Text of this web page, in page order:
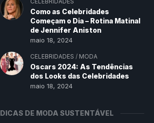
Como as Celebridades
Começam o Dia – Rotina Matinal
de Jennifer Aniston
maio 18, 2024
CELEBRIDADES / MODA
Oscars 2024: As Tendências
dos Looks das Celebridades
maio 18, 2024
DICAS DE MODA SUSTENTÁVEL